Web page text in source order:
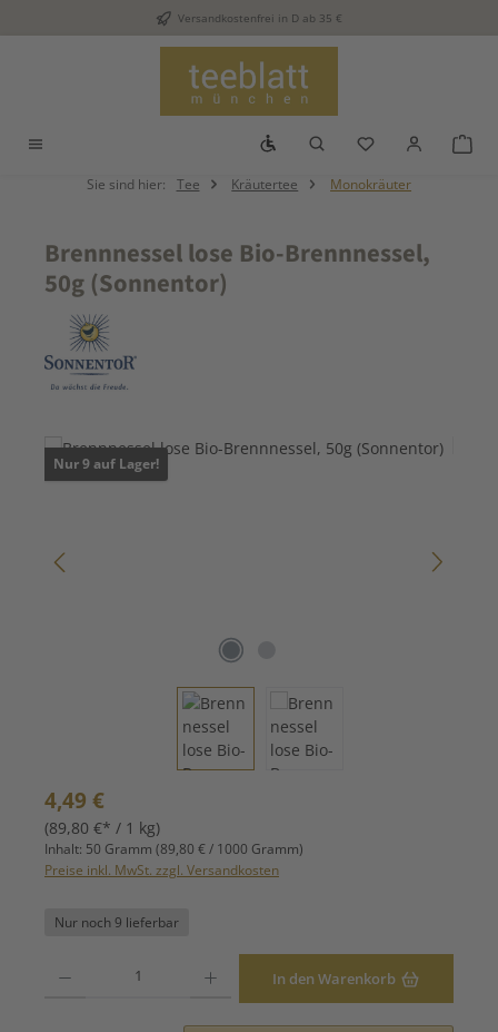
Zum Hauptinhalt springenVersandkostenfrei in D ab 35 €
Werkzeugleiste anzeigen
Du hast 0
Sie sind hier: Tee Kräutertee Monokräuter
Brennnessel lose Bio-Brennnessel,
50g (Sonnentor)
Bildergalerie überspringen
Nur 9 auf Lager!
Regulärer Preis:
4,49 €
(89,80 €* / 1 kg)
Inhalt: 50 Gramm (89,80 € / 1000 Gramm)
Preise inkl. MwSt. zzgl. Versandkosten
Nur noch 9 lieferbar
In den Warenkorb